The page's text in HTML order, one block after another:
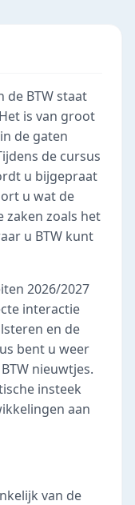
de BTW staat
is van groot
de gaten
de cursus
u bijgepraat
u wat de
zaken zoals het
u BTW kunt
2026/2027
interactie
en de
bent u weer
nieuwtjes.
insteek
aan
van de